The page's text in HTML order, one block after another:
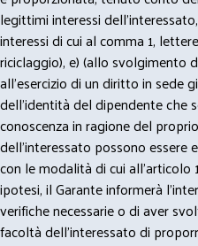
legittimi interessi
interessi di cui al comma 1,
riciclaggio), e) (allo svolgimento
all’esercizio di un diritto in sede
dell’identità del dipendente che
conoscenza in ragione del
dell’interessato possono
con le modalità di cui
ipotesi, il Garante informerà
verifiche necessarie o di aver
facoltà dell’interessato di